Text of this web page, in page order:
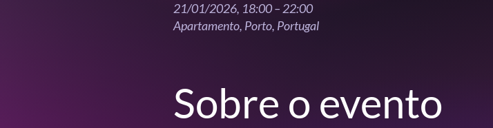
21/01/2026, 18:00 – 22:00
Apartamento, Porto, Portugal
Sobre o evento